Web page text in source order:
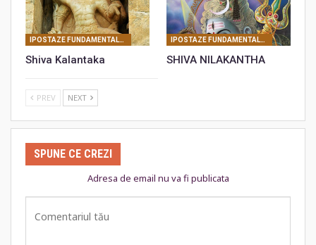
IPOSTAZE FUNDAMENTALE ALE LUI SHIVA
Shiva Kalantaka
IPOSTAZE FUNDAMENTALE ALE LUI SHIVA
SHIVA NILAKANTHA
PREV NEXT
SPUNE CE CREZI
Adresa de email nu va fi publicata